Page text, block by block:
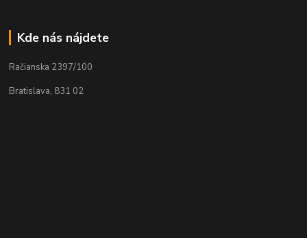
Kde nás nájdete
Račianska 2397/100
Bratislava, 831 02